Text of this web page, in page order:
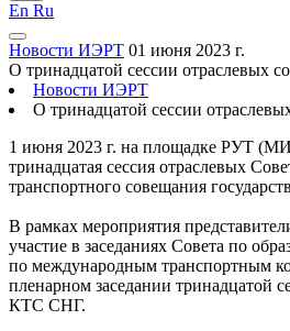
En Ru
Новости ИЭРТ 01 июня 2023 г.
О тринадцатой сессии отраслевых
Новости ИЭРТ
О тринадцатой сессии
1 июня 2023 г. на площадке РУТ
тринадцатая сессия отраслевых
транспортного совещания
В рамках мероприятия
участие в заседаниях Совета по
по международным транспортным
пленарном заседании тринадцатой
КТС СНГ.